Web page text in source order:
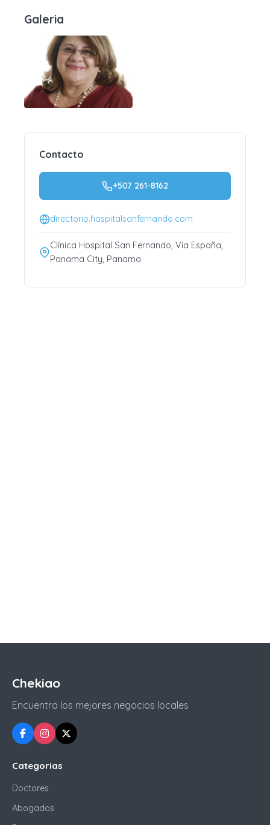
Galeria
Contacto
+507 261-8162
directorio.hospitalsanfernando.com
Clínica Hospital San Fernando, Vía España,
Panama City, Panama
Chekiao
Encuentra los mejores negocios locales
Categorias
Doctores
Abogados